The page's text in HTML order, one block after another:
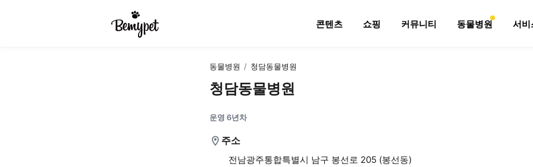
콘텐츠 쇼핑 커뮤니티 동물병원 서비
동물병원 / 청담동물병원
청담동물병원
운영 6년차
주소
전남광주통합특별시 남구 봉선로 205 (봉선동)